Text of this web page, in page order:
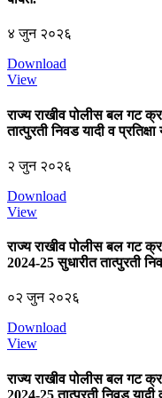
४ जुन २०२६
Download
View
राज्‍य राखीव पोलीस बल गट
तात्पुरती निवड यादी व प्रतिक्षा
२ जुन २०२६
Download
View
राज्‍य राखीव पोलीस बल गट
2024-25 सुधारीत तात्पुरती
०२ जुन २०२६
Download
View
राज्‍य राखीव पोलीस बल गट
2024-25 तात्पुरती निवड यादी